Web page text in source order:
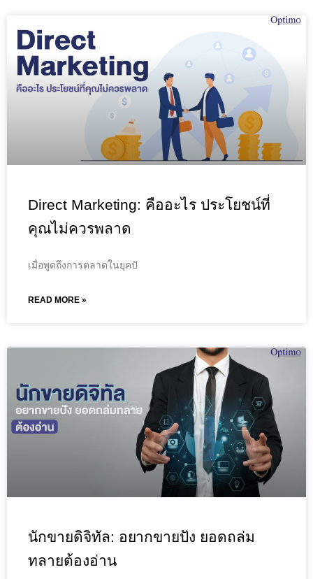
Direct Marketing: คืออะไร ประโยชน์ที่
คุณไม่ควรพลาด
เมื่อพูดถึงการตลาดในยุคปั
READ MORE »
นักขายดิจิทัล: อยากขายปัง ยอดถล่ม
ทลายต้องอ่าน